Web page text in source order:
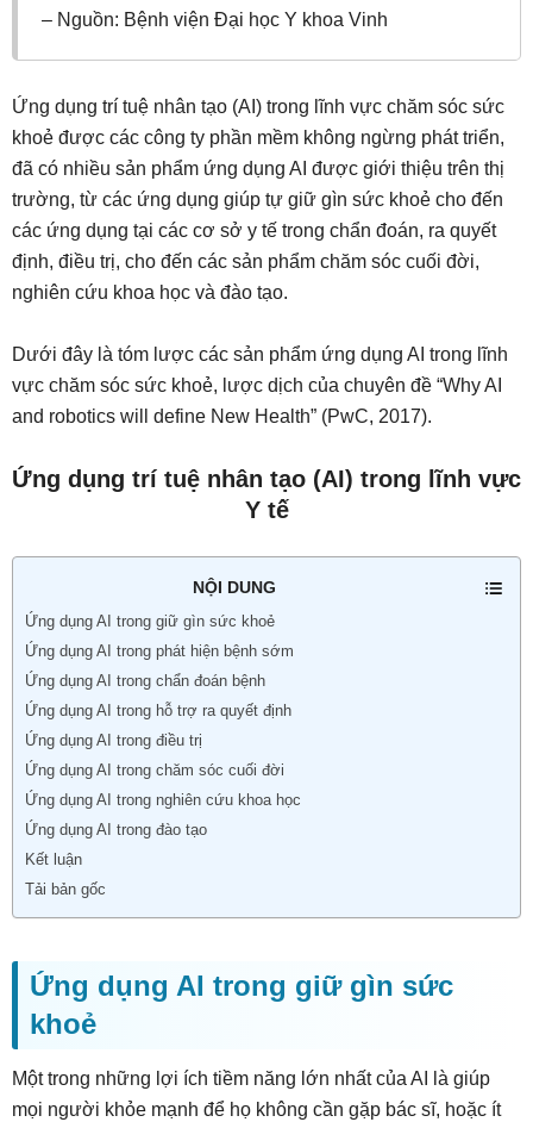
– Nguồn: Bệnh viện Đại học Y khoa Vinh
Ứng dụng trí tuệ nhân tạo (AI) trong lĩnh vực chăm sóc sức
khoẻ được các công ty phần mềm không ngừng phát triển,
đã có nhiều sản phẩm ứng dụng AI được giới thiệu trên thị
trường, từ các ứng dụng giúp tự giữ gìn sức khoẻ cho đến
các ứng dụng tại các cơ sở y tế trong chẩn đoán, ra quyết
định, điều trị, cho đến các sản phẩm chăm sóc cuối đời,
nghiên cứu khoa học và đào tạo.
Dưới đây là tóm lược các sản phẩm ứng dụng AI trong lĩnh
vực chăm sóc sức khoẻ, lược dịch của chuyên đề “Why AI
and robotics will define New Health” (PwC, 2017).
Ứng dụng trí tuệ nhân tạo (AI) trong lĩnh vực
Y tế
NỘI DUNG
Ứng dụng AI trong giữ gìn sức khoẻ
Ứng dụng AI trong phát hiện bệnh sớm
Ứng dụng AI trong chẩn đoán bệnh
Ứng dụng AI trong hỗ trợ ra quyết định
Ứng dụng AI trong điều trị
Ứng dụng AI trong chăm sóc cuối đời
Ứng dụng AI trong nghiên cứu khoa học
Ứng dụng AI trong đào tạo
Kết luận
Tải bản gốc
Ứng dụng AI trong giữ gìn sức
khoẻ
Một trong những lợi ích tiềm năng lớn nhất của AI là giúp
mọi người khỏe mạnh để họ không cần gặp bác sĩ, hoặc ít